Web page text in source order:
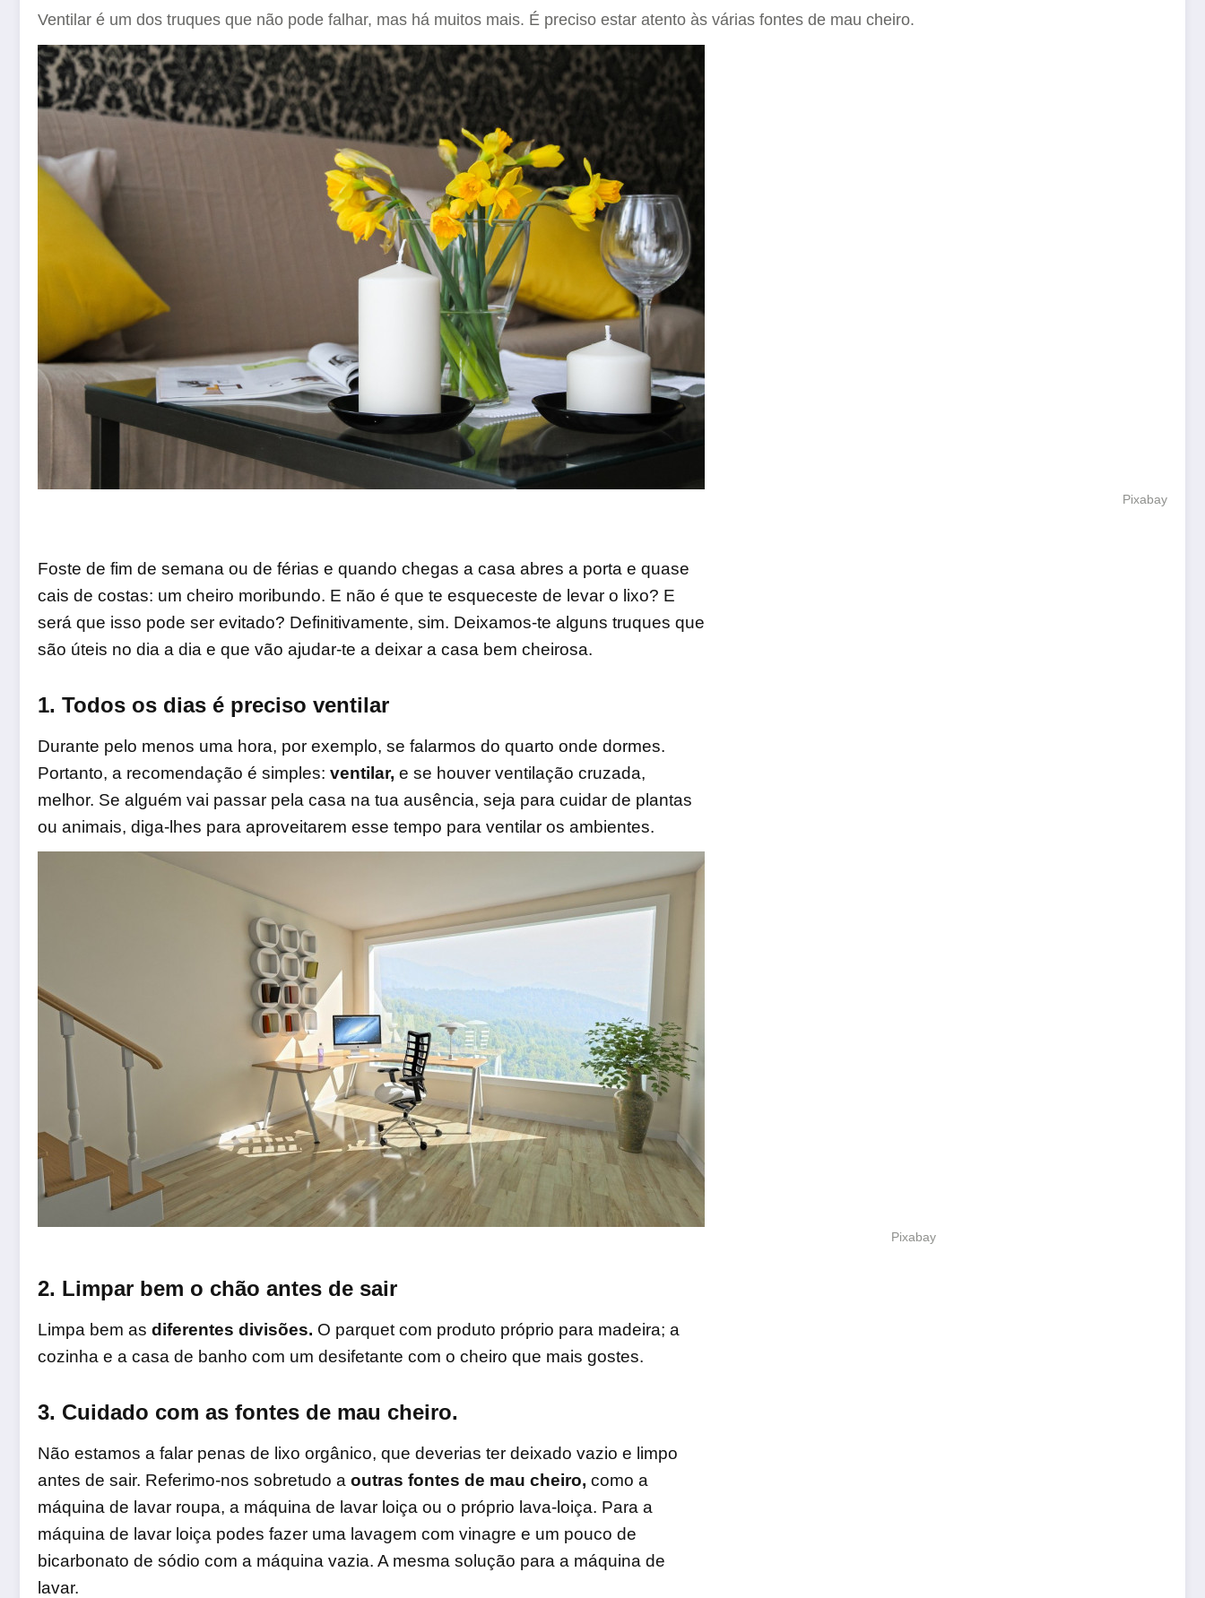
Ventilar é um dos truques que não pode falhar, mas há muitos mais. É preciso estar atento às várias fontes de mau cheiro.
Pixabay
Foste de fim de semana ou de férias e quando chegas a casa abres a porta e quase
cais de costas: um cheiro moribundo. E não é que te esqueceste de levar o lixo? E
será que isso pode ser evitado? Definitivamente, sim. Deixamos-te alguns truques que
são úteis no dia a dia e que vão ajudar-te a deixar a casa bem cheirosa.
1. Todos os dias é preciso ventilar
Durante pelo menos uma hora, por exemplo, se falarmos do quarto onde dormes.
Portanto, a recomendação é simples: ventilar, e se houver ventilação cruzada,
melhor. Se alguém vai passar pela casa na tua ausência, seja para cuidar de plantas
ou animais, diga-lhes para aproveitarem esse tempo para ventilar os ambientes.
Pixabay
2. Limpar bem o chão antes de sair
Limpa bem as diferentes divisões. O parquet com produto próprio para madeira; a
cozinha e a casa de banho com um desifetante com o cheiro que mais gostes.
3. Cuidado com as fontes de mau cheiro.
Não estamos a falar penas de lixo orgânico, que deverias ter deixado vazio e limpo
antes de sair. Referimo-nos sobretudo a outras fontes de mau cheiro, como a
máquina de lavar roupa, a máquina de lavar loiça ou o próprio lava-loiça. Para a
máquina de lavar loiça podes fazer uma lavagem com vinagre e um pouco de
bicarbonato de sódio com a máquina vazia. A mesma solução para a máquina de
lavar.